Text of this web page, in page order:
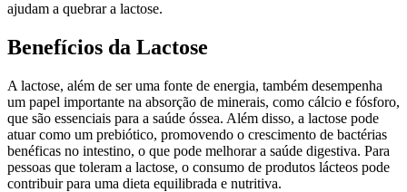
ajudam a quebrar a lactose.
Benefícios da Lactose
A lactose, além de ser uma fonte de energia, também desempenha
um papel importante na absorção de minerais, como cálcio e fósforo,
que são essenciais para a saúde óssea. Além disso, a lactose pode
atuar como um prebiótico, promovendo o crescimento de bactérias
benéficas no intestino, o que pode melhorar a saúde digestiva. Para
pessoas que toleram a lactose, o consumo de produtos lácteos pode
contribuir para uma dieta equilibrada e nutritiva.